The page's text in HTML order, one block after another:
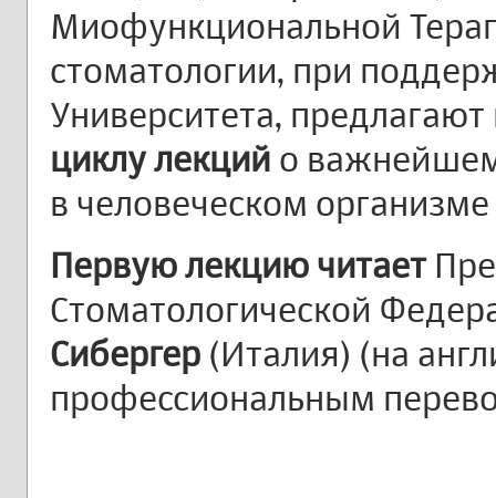
Миофункциональной
стоматологии, при
Университета,
циклу лекций о
в человеческом
Первую лекцию читает
Стоматологической
Сибергер (Италия) (на
профессиональным